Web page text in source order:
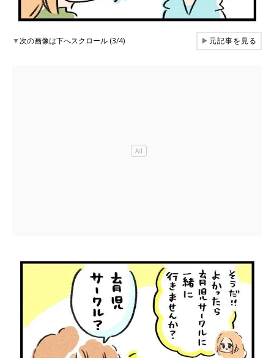
▼次の画像は下へスクロール (3/4) ▶元記事を見る